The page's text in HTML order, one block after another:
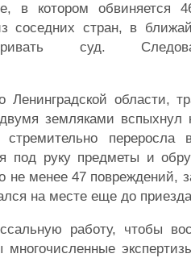
в котором обвиняется
соседних стран, в
суд.
области,
земляками вспыхнул
переросла
под руку предметы и
не менее 47 повреждений,
на месте еще до
работу, чтобы